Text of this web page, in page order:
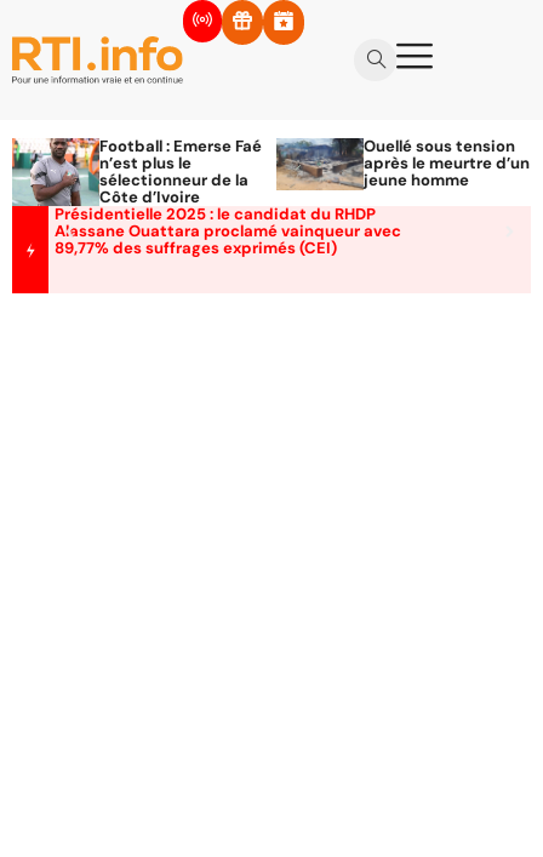
Football : Emerse Faé
n’est plus le
sélectionneur de la
Côte d’Ivoire
Ouellé sous tension
après le meurtre d’un
jeune homme
Présidentielle 2025 : le candidat du RHDP
Alassane Ouattara proclamé vainqueur avec
89,77% des suffrages exprimés (CEI)